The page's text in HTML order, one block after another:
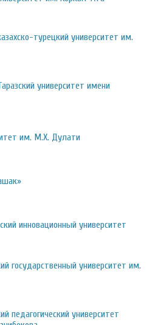
турецкий университет им.
университет имени
им. М.Х. Дулати
инновационный университет
государственный университет им.
педагогический университет